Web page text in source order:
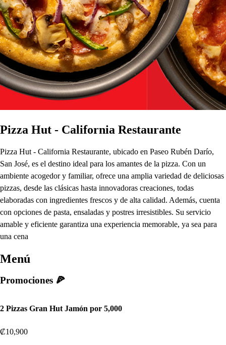
Pizza Hut - California Restaurante
Pizza Hut - California Restaurante, ubicado en Paseo Rubén Darío,
San José, es el destino ideal para los amantes de la pizza. Con un
ambiente acogedor y familiar, ofrece una amplia variedad de deliciosas
pizzas, desde las clásicas hasta innovadoras creaciones, todas
elaboradas con ingredientes frescos y de alta calidad. Además, cuenta
con opciones de pasta, ensaladas y postres irresistibles. Su servicio
amable y eficiente garantiza una experiencia memorable, ya sea para
una cena
Menú
Promociones 🍕
2 Pizzas Gran Hut Jamón por 5,000
₡10,900